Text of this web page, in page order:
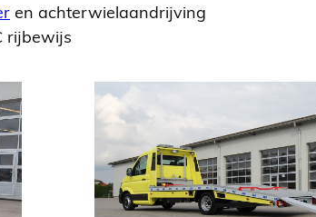
en achterwielaandrijving
rijbewijs